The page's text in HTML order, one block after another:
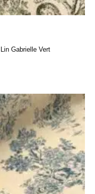
Gabrielle Vert